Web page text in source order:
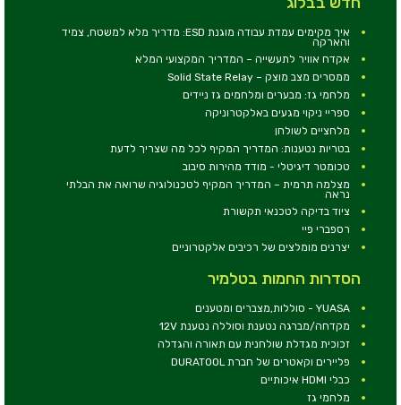
איך מקימים עמדת עבודה מוגנת ESD: מדריך מלא למשטח, צמיד
והארקה
אקדח אוויר לתעשייה – המדריך המקצועי המלא
ממסרים מצב מוצק – Solid State Relay
מלחמי גז: מבערים ומלחמים גז ניידים
ספריי ניקוי מגעים באלקטרוניקה
מלחציים לשולחן
בטריות נטענות: המדריך המקיף לכל מה שצריך לדעת
טכומטר דיגיטלי - מודד מהירות סיבוב
מצלמה תרמית – המדריך המקיף לטכנולוגיה שרואה את הבלתי
נראה
ציוד בדיקה לטכנאי תקשורת
רספברי פיי
יצרנים מומלצים של רכיבים אלקטרוניים
הסדרות החמות בטלמיר
YUASA - סוללות,מצברים ומטענים
מקדחה/מברגה נטענת וסוללה נטענת 12V
זכוכית מגדלת שולחנית עם תאורה והגדלה
פליירים וקאטרים של חברת DURATOOL
כבלי HDMI איכותיים
מלחמי גז